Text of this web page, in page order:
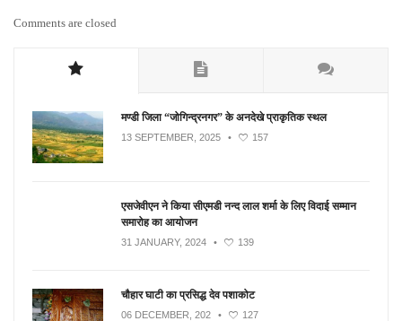
Comments are closed
मण्डी जिला “जोगिन्द्रनगर” के अनदेखे प्राकृतिक स्थल
13 SEPTEMBER, 2025 • 157
एसजेवीएन ने किया सीएमडी नन्‍द लाल शर्मा के लिए विदाई सम्मान
समारोह का आयोजन
31 JANUARY, 2024 • 139
चौहार घाटी का प्रसिद्ध देव पशाकोट
06 DECEMBER, 202 • 127